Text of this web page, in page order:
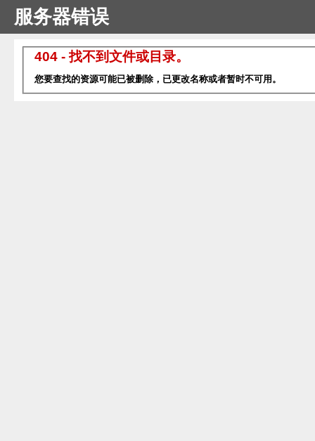
服务器错误
404 - 找不到文件或目录。
您要查找的资源可能已被删除，已更改名称或者暂时不可用。